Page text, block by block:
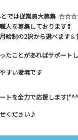
では従業員大募集
人を募集しております❢
給制の2択から選べます＆
たことがあればサポートし
すい環境です
トを全力で応援します
ください♪